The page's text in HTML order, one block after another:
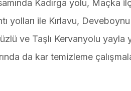
Kadırga yolu,
yolları ile Kırlavu,
ve Taşlı Kervanyolu yayla
da kar temizleme